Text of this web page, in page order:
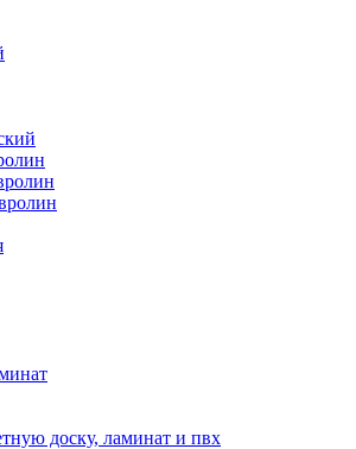
доску, ламинат и пвх